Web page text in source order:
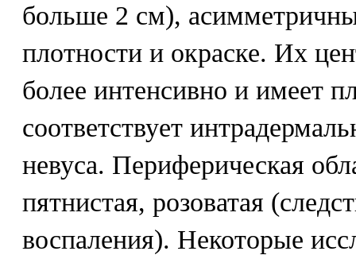
больше 2 см),
плотности и окраске. Их
более интенсивно и имеет
соответствует
невуса. Периферическая
пятнистая, розоватая
воспаления). Некоторые